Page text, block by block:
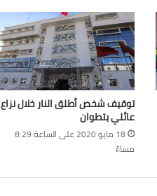
توقيف شخص أطلق النار خلال نزاع
عائلي بتطوان
18 مايو 2020 على الساعة 8:29
مساءً